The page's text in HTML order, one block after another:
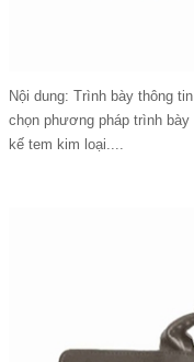
Nội dung: Trình bày thông
chọn phương pháp trình
kế tem kim loại....